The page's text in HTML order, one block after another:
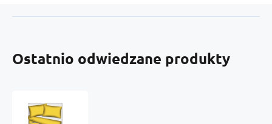
Ostatnio odwiedzane produkty